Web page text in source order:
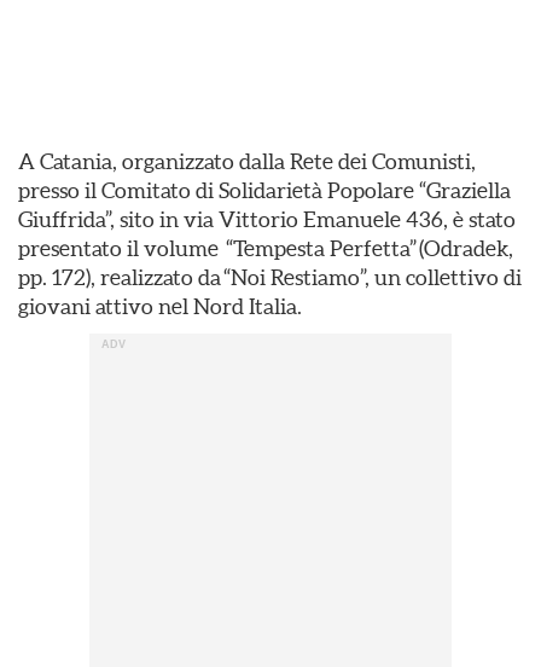
A Catania, organizzato dalla Rete dei Comunisti,
presso il Comitato di Solidarietà Popolare “Graziella
Giuffrida”, sito in via Vittorio Emanuele 436, è stato
presentato il volume “Tempesta Perfetta” (Odradek,
pp. 172), realizzato da “Noi Restiamo”, un collettivo di
giovani attivo nel Nord Italia.